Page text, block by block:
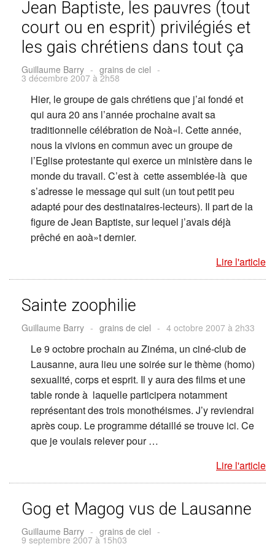
Jean Baptiste, les pauvres (tout
court ou en esprit) privilégiés et
les gais chrétiens dans tout ça
Guillaume Barry - grains de ciel -
3 décembre 2007 à 2h58
Hier, le groupe de gais chrétiens que j’ai fondé et
qui aura 20 ans l’année prochaine avait sa
traditionnelle célébration de Noà«l. Cette année,
nous la vivions en commun avec un groupe de
l’Eglise protestante qui exerce un ministère dans le
monde du travail. C’est à cette assemblée-là que
s’adresse le message qui suit (un tout petit peu
adapté pour des destinataires-lecteurs). Il part de la
figure de Jean Baptiste, sur lequel j’avais déjà
prêché en aoà»t dernier.
Lire l'article
Sainte zoophilie
Guillaume Barry - grains de ciel - 4 octobre 2007 à 2h33
Le 9 octobre prochain au Zinéma, un ciné-club de
Lausanne, aura lieu une soirée sur le thème (homo)
sexualité, corps et esprit. Il y aura des films et une
table ronde à laquelle participera notamment
représentant des trois monothéismes. J’y reviendrai
après coup. Le programme détaillé se trouve ici. Ce
que je voulais relever pour …
Lire l'article
Gog et Magog vus de Lausanne
Guillaume Barry - grains de ciel -
9 septembre 2007 à 15h03